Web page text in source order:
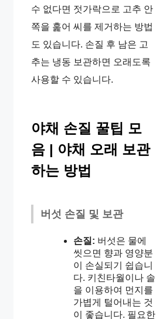
수 없다면 젓가락으로 고추 안
쪽을 훑어 씨를 제거하는 방법
도 있습니다. 손질 후 남은 고
추는 냉동 보관하면 오래도록
사용할 수 있습니다.
야채 손질 꿀팁 모
음 | 야채 오래 보관
하는 방법
버섯 손질 및 보관
손질: 버섯은 물에
씻으면 향과 영양분
이 손실되기 쉽습니
다. 키친타월이나 솔
을 이용하여 먼지를
가볍게 털어내는 것
이 좋습니다. 필요한